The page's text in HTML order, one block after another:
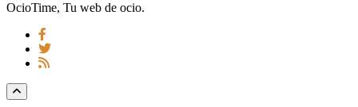
OcioTime, Tu web de ocio.